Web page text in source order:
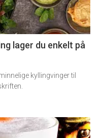
lager du enkelt på
kyllingvinger til